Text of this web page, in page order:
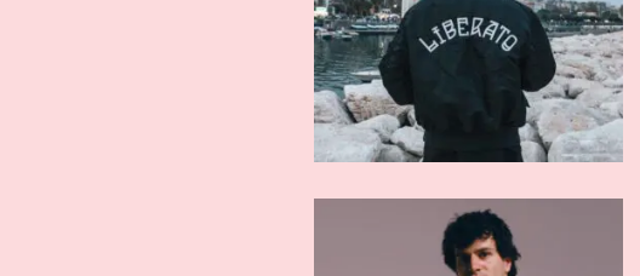
ARTISTI AFFERMATI
Gemitaiz